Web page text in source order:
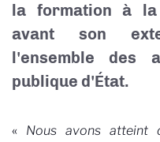
la formation à la
avant son
l'ensemble des
publique d'État.
« Nous avons atteint